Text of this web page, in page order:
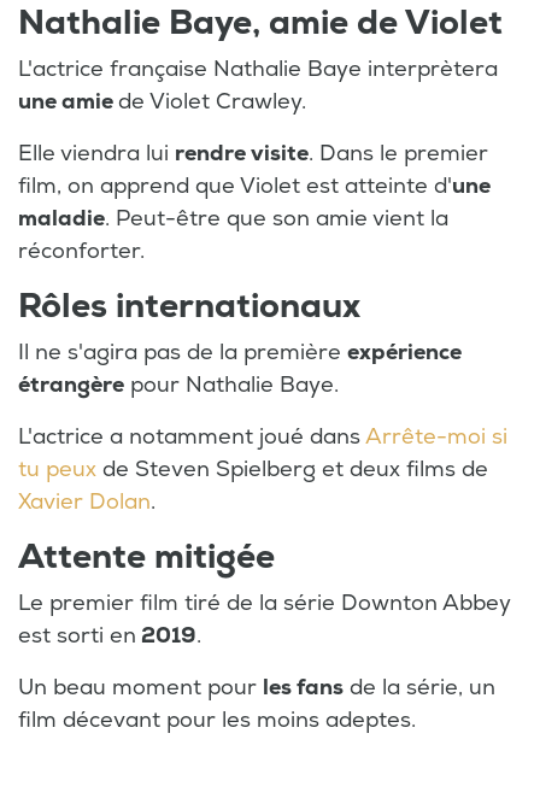
Nathalie Baye, amie de Violet
L'actrice française Nathalie Baye interprètera
une amiede Violet Crawley.
Elle viendra lui rendre visite. Dans le premier
film, on apprend que Violet est atteinte d'une
maladie. Peut-être que son amie vient la
réconforter.
Rôles internationaux
Il ne s'agira pas de la première expérience
étrangère pour Nathalie Baye.
L'actrice a notamment joué dansArrête-moi si
tu peux de Steven Spielberg et deux films de
Xavier Dolan.
Attente mitigée
Le premier film tiré de la série Downton Abbey
est sorti en 2019.
Un beau moment pour les fans de la série, un
film décevant pour les moins adeptes.